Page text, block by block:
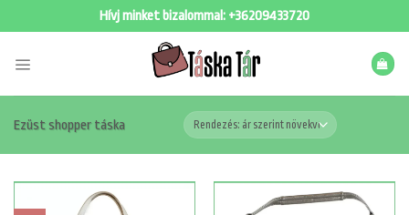
Hívj minket bizalommal: +36209433720
Ezüst shopper táska